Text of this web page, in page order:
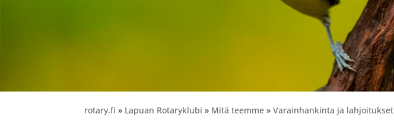
rotary.fi » Lapuan Rotaryklubi » Mitä teemme » Varainhankinta ja lahjoitukset